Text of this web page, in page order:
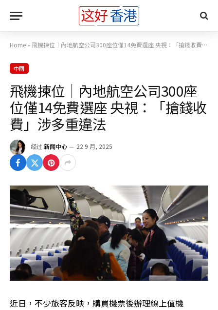
Home » 飛機揀位｜內地航空公司300座位僅14免費選座 央視：「搶錢收費」涉多重違法
中國
飛機揀位｜內地航空公司300座
位僅14免費選座 央視：「搶錢收
費」涉多重違法
经过 新闻中心 22 9 月, 2025
近日，不少旅客反映，購買機票後辦理線上值機